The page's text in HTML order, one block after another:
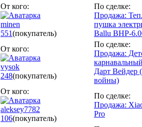
От кого:
minen
551(покупатель)
По сделке:
Продажа:
пушка
Ballu BHP-
От кого:
vysok
248(покупатель)
По сделке:
Продажа:
Дарт Вейдер
войны)
От кого:
aleksey7782
106(покупатель)
По сделке:
Продажа:
Pro